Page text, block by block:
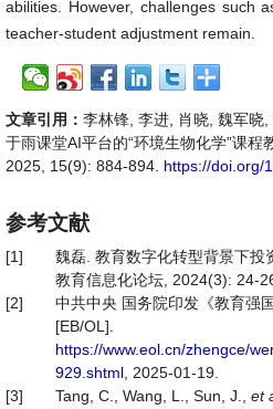
abilities. However, challenges such
teacher-student adjustment remain.
文章引用： 李林锋, 李进, 肖晓, 魏军晓
于雨课堂AI平台的“环境生物化学”课程
2025, 15(9): 884-894. https://doi.org/
参考文献
[1]
魏磊. 教育数字化转型背景下投
教育信息化论坛, 2024(3): 24-
[2]
中共中央 国务院印发《教育强
[EB/OL].
https://www.eol.cn/zhengce/
929.shtml , 2025-01-19.
[3]
Tang, C., Wang, L., Sun, J., et